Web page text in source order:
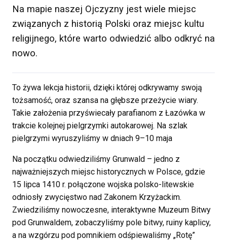
Na mapie naszej Ojczyzny jest wiele miejsc
związanych z historią Polski oraz miejsc kultu
religijnego, które warto odwiedzić albo odkryć na
nowo.
To żywa lekcja historii, dzięki której odkrywamy swoją
tożsamość, oraz szansa na głębsze przeżycie wiary.
Takie założenia przyświecały parafianom z Łazówka w
trakcie kolejnej pielgrzymki autokarowej. Na szlak
pielgrzymi wyruszyliśmy w dniach 9–10 maja
Na początku odwiedziliśmy Grunwald – jedno z
najważniejszych miejsc historycznych w Polsce, gdzie
15 lipca 1410 r. połączone wojska polsko-litewskie
odniosły zwycięstwo nad Zakonem Krzyżackim.
Zwiedziliśmy nowoczesne, interaktywne Muzeum Bitwy
pod Grunwaldem, zobaczyliśmy pole bitwy, ruiny kaplicy,
a na wzgórzu pod pomnikiem odśpiewaliśmy „Rotę”